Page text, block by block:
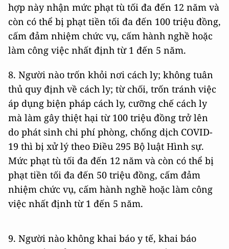
hợp này nhận mức phạt tù tối đa đến 12 năm và
còn có thể bị phạt tiền tối đa đến 100 triệu đồng,
cấm đảm nhiệm chức vụ, cấm hành nghề hoặc
làm công việc nhất định từ 1 đến 5 năm.
8. Người nào trốn khỏi nơi cách ly; không tuân
thủ quy định về cách ly; từ chối, trốn tránh việc
áp dụng biện pháp cách ly, cưỡng chế cách ly
mà làm gây thiệt hại từ 100 triệu đồng trở lên
do phát sinh chi phí phòng, chống dịch COVID-
19 thì bị xử lý theo Điều 295 Bộ luật Hình sự.
Mức phạt tù tối đa đến 12 năm và còn có thể bị
phạt tiền tối đa đến 50 triệu đồng, cấm đảm
nhiệm chức vụ, cấm hành nghề hoặc làm công
việc nhất định từ 1 đến 5 năm.
9. Người nào không khai báo y tế, khai báo